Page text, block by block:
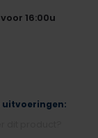
16:00u
uitvoeringen: